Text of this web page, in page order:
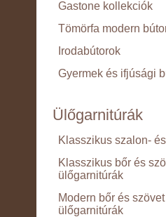
Gastone kollekciók
Tömörfa modern
Irodabútorok
Gyermek és ifjúsági
Ülőgarnitúrák
Klasszikus szalon-
Klasszikus bőr és
ülőgarnitúrák
Modern bőr és
ülőgarnitúrák